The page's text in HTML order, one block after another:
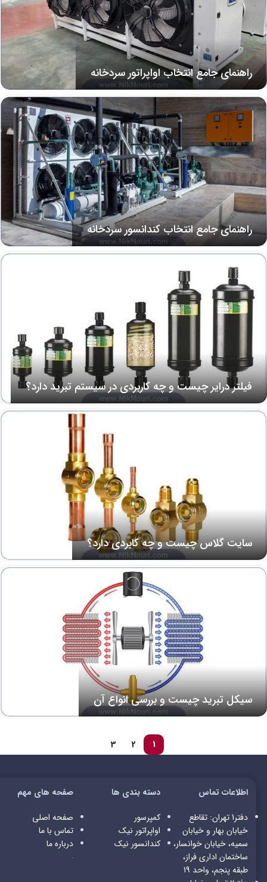
راهنمای جامع انتخاب اواپراتور سردخانه
راهنمای جامع انتخاب کندانسور سردخانه
فیلتر درایر چیست و چه کاربردی در سیستم تبرید دارد؟
سایت گلاس چیست و چه کابردی دارد؟
سیکل تبرید چیست و بررسی انواع آن
1
2
3
اطلاعات تماس
دفتر1 تهران: تقاطع
خیابان بهار و خیابان
سمیه، خیابان خوانسار،
ساختمان اداری فراز،
طبقه پنجم، واحد 19
دسته بندی ها
کمپرسور
اواپراتور نیک
کندانسور نیک
صفحه های مهم
صفحه اصلی
تماس با ما
درباره ما